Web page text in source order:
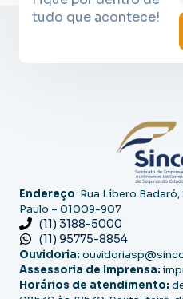
tudo que acontece!
Endereço: Rua Líbero
Paulo – 01009-907
(11) 3188-5000
(11) 95775-8854
Ouvidoria:
Assessoria de Imprensa:
Horários de atendimento: